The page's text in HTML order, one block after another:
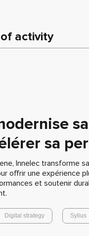
activity
sa
Innelec transforme sa
offrir une expérience
et soutenir
Digital strategy Sylius